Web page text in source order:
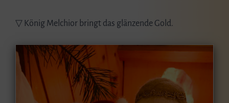
▽ König Melchior bringt das glänzende Gold.